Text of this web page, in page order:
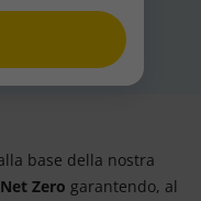
e accessibile.
base della nostra
Net Zero garantendo, al